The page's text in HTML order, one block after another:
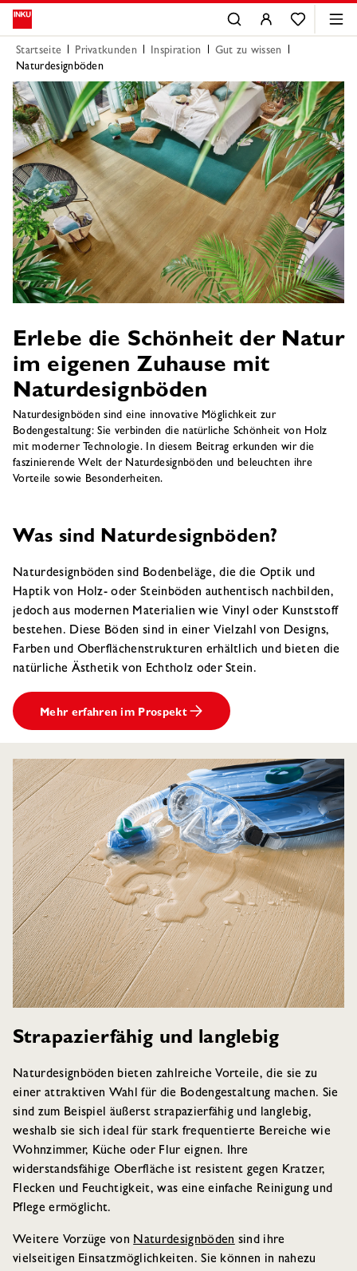
Startseite Privatkunden Inspiration
Gut zu wissen
Naturdesignböden
Erlebe die Schönheit der Natur
im eigenen Zuhause mit
Naturdesignböden
Naturdesignböden sind eine innovative Möglichkeit zur
Bodengestaltung: Sie verbinden die natürliche Schönheit von Holz
mit moderner Technologie. In diesem Beitrag erkunden wir die
faszinierende Welt der Naturdesignböden und beleuchten ihre
Vorteile sowie Besonderheiten.
Was sind Naturdesignböden?
Naturdesignböden sind Bodenbeläge, die die Optik und
Haptik von Holz- oder Steinböden authentisch nachbilden,
jedoch aus modernen Materialien wie Vinyl oder Kunststoff
bestehen. Diese Böden sind in einer Vielzahl von Designs,
Farben und Oberflächenstrukturen erhältlich und bieten die
natürliche Ästhetik von Echtholz oder Stein.
Mehr erfahren im Prospekt
Strapazierfähig und langlebig
Naturdesignböden bieten zahlreiche Vorteile, die sie zu
einer attraktiven Wahl für die Bodengestaltung machen. Sie
sind zum Beispiel äußerst strapazierfähig und langlebig,
weshalb sie sich ideal für stark frequentierte Bereiche wie
Wohnzimmer, Küche oder Flur eignen. Ihre
widerstandsfähige Oberfläche ist resistent gegen Kratzer,
Flecken und Feuchtigkeit, was eine einfache Reinigung und
Pflege ermöglicht.
Weitere Vorzüge von Naturdesignböden sind ihre
vielseitigen Einsatzmöglichkeiten. Sie können in nahezu